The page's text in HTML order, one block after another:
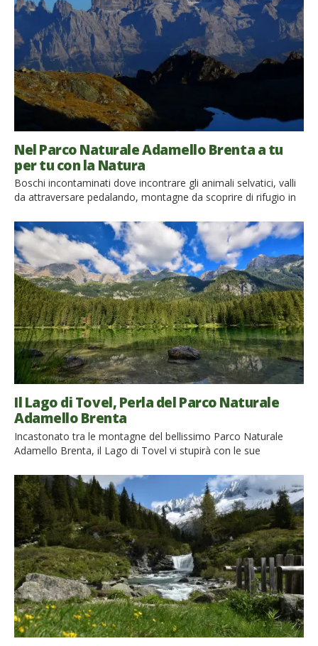
Nel Parco Naturale Adamello Brenta a tu
per tu con la Natura
Boschi incontaminati dove incontrare gli animali selvatici, valli
da attraversare pedalando, montagne da scoprire di rifugio in
la più vasta area protetta del Trentino! Avete voglia di un break
a contatto con la natura? Il Parco Adamello Brenta Geopark,
nel cuore del Trentino, è il posto […]
Il Lago di Tovel, Perla del Parco Naturale
Adamello Brenta
Incastonato tra le montagne del bellissimo Parco Naturale
Adamello Brenta, il Lago di Tovel vi stupirà con le sue
modo eco-friendly! Facilmente raggiungibile da Trento, il Lago
di Tovel regala a chi lo visita un’immersione totale nella natura.
La sua bellezza suggestiva e le diverse tonalità dell’acqua lo
[…]